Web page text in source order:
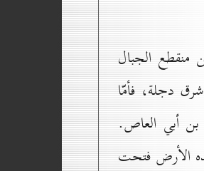
الجبال
دجلة، فأمّا
بن أبي العاص.
الأرض فتحت